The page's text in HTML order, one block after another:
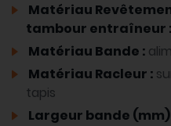
Matériau
tambour entraîneur :
Matériau Bande :
Matériau Racleur :
tapis
Largeur bande (mm)